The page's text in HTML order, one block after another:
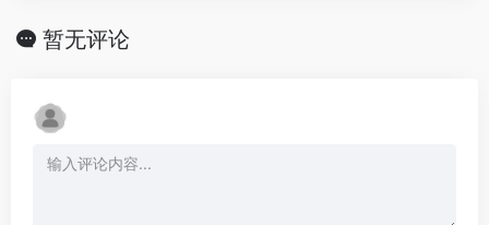
暂无评论